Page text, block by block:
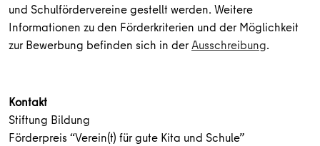
und Schulfördervereine gestellt werden. Weitere
Informationen zu den Förderkriterien und der Möglichkeit
zur Bewerbung befinden sich in derAusschreibung.
Kontakt
Stiftung Bildung
Förderpreis “Verein(t) für gute Kita und Schule”